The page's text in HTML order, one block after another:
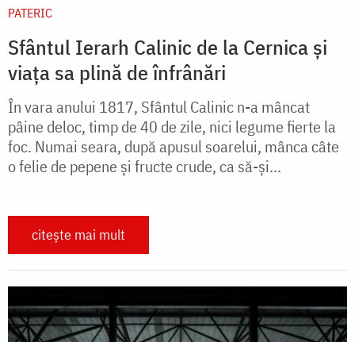
PATERIC
Sfântul Ierarh Calinic de la Cernica și
viața sa plină de înfrânări
În vara anului 1817, Sfântul Calinic n-a mâncat
pâine deloc, timp de 40 de zile, nici legume fierte la
foc. Numai seara, după apusul soarelui, mânca câte
o felie de pepene și fructe crude, ca să-și...
citește mai mult